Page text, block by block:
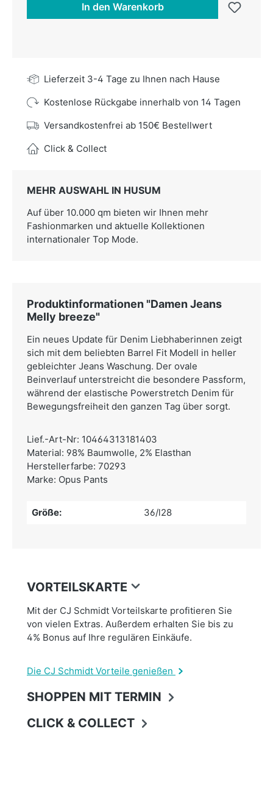
In den Warenkorb
Lieferzeit 3-4 Tage zu Ihnen nach Hause
Kostenlose Rückgabe innerhalb von 14 Tagen
Versandkostenfrei ab 150€ Bestellwert
Click & Collect
MEHR AUSWAHL IN HUSUM
Auf über 10.000 qm bieten wir Ihnen mehr
Fashionmarken und aktuelle Kollektionen
internationaler Top Mode.
Produktinformationen "Damen Jeans
Melly breeze"
Ein neues Update für Denim Liebhaberinnen zeigt
sich mit dem beliebten Barrel Fit Modell in heller
gebleichter Jeans Waschung. Der ovale
Beinverlauf unterstreicht die besondere Passform,
während der elastische Powerstretch Denim für
Bewegungsfreiheit den ganzen Tag über sorgt.
Lief.-Art-Nr: 10464313181403
Material: 98% Baumwolle, 2% Elasthan
Herstellerfarbe: 70293
Marke: Opus Pants
Größe: 36/l28
VORTEILSKARTE
Mit der CJ Schmidt Vorteilskarte profitieren Sie
von vielen Extras. Außerdem erhalten Sie bis zu
4% Bonus auf Ihre regulären Einkäufe.
Die CJ Schmidt Vorteile genießen
SHOPPEN MIT TERMIN
CLICK & COLLECT